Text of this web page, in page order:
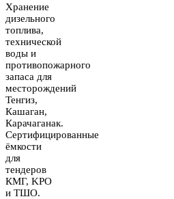
Хранение
дизельного
топлива,
технической
воды и
противопожарного
запаса для
месторождений
Тенгиз,
Кашаган,
Карачаганак.
Сертифицированные
ёмкости
для
тендеров
КМГ, KPO
и ТШО.